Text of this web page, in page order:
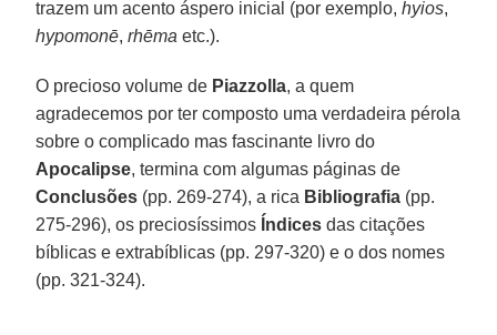
trazem um acento áspero inicial (por exemplo,hyios,
hypomonē,rhēma etc.).
O precioso volume de Piazzolla, a quem
agradecemos por ter composto uma verdadeira pérola
sobre o complicado mas fascinante livro do
Apocalipse, termina com algumas páginas de
Conclusões (pp. 269-274), a rica Bibliografia (pp.
275-296), os preciosíssimos Índices das citações
bíblicas e extrabíblicas (pp. 297-320) e o dos nomes
(pp. 321-324).